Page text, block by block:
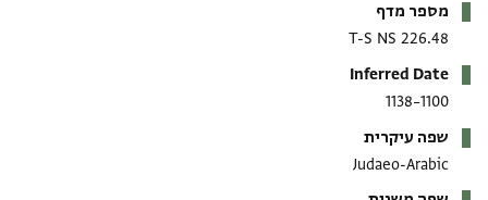
מספר מדף
T-S NS 226.48
Inferred Date
1100–1138
שפה עיקרית
Judaeo-Arabic